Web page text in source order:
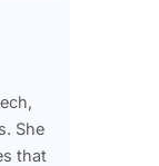
She
that